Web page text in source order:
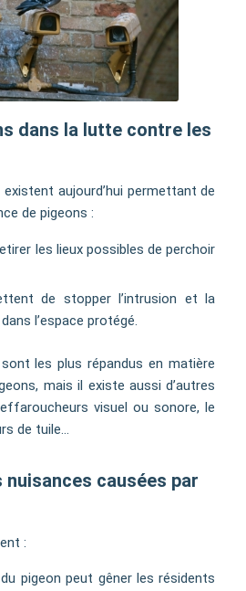
dans la lutte contre les
aujourd’hui permettant de
de pigeons :
les lieux possibles de perchoir
de stopper l’intrusion et la
l’espace protégé.
les plus répandus en matière
mais il existe aussi d’autres
visuel ou sonore, le
de tuile…
nuisances causées par
:
pigeon peut gêner les résidents